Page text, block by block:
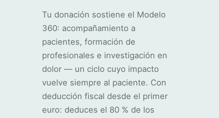
Tu donación sostiene el Modelo
360: acompañamiento a
pacientes, formación de
profesionales e investigación en
dolor — un ciclo cuyo impacto
vuelve siempre al paciente. Con
deducción fiscal desde el primer
euro: deduces el 80 % de los